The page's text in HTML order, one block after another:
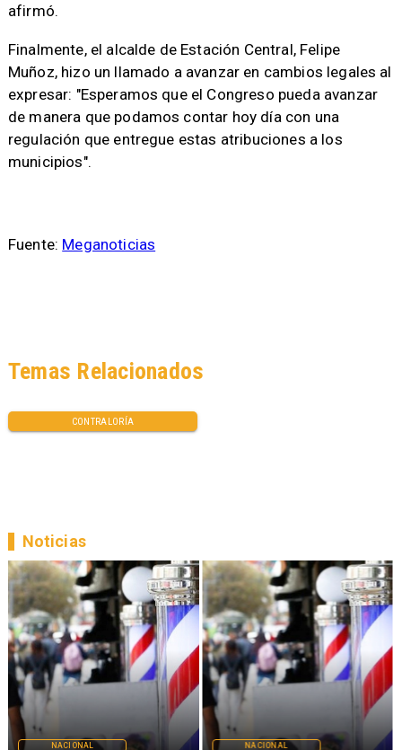
afirmó.
Finalmente, el alcalde de Estación Central, Felipe
Muñoz, hizo un llamado a avanzar en cambios legales al
expresar: "Esperamos que el Congreso pueda avanzar
de manera que podamos contar hoy día con una
regulación que entregue estas atribuciones a los
municipios".
Fuente: Meganoticias
CONTRALORÍA
Temas Relacionados
NACIONAL NACIONAL
Noticias